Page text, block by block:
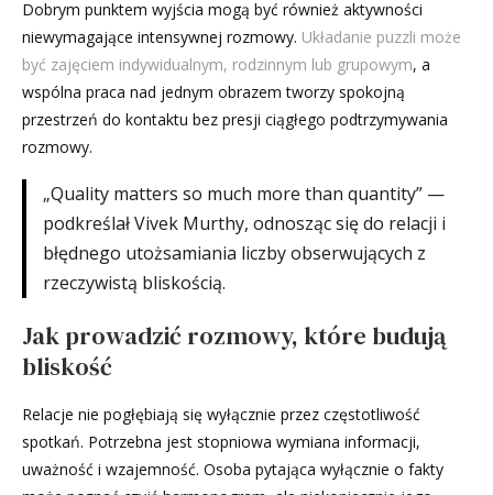
Dobrym punktem wyjścia mogą być również aktywności
niewymagające intensywnej rozmowy. Układanie puzzli może
być zajęciem indywidualnym, rodzinnym lub grupowym, a
wspólna praca nad jednym obrazem tworzy spokojną
przestrzeń do kontaktu bez presji ciągłego podtrzymywania
rozmowy.
„Quality matters so much more than quantity” —
podkreślał Vivek Murthy, odnosząc się do relacji i
błędnego utożsamiania liczby obserwujących z
rzeczywistą bliskością.
Jak prowadzić rozmowy, które budują
bliskość
Relacje nie pogłębiają się wyłącznie przez częstotliwość
spotkań. Potrzebna jest stopniowa wymiana informacji,
uważność i wzajemność. Osoba pytająca wyłącznie o fakty